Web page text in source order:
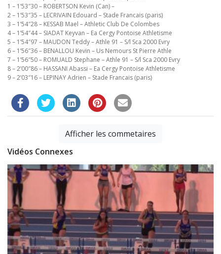
1 – 1’53″30 – ROBERTSON Kevin (Can) –
2 – 1’53″35 – LECRIVAIN Edouard – Stade Francais (paris)
3 – 1’54″28 – KESSAB Mael – Athletic Club De Colombes
4 – 1’54″44 – SIADAT Keyvan – Ea Cergy Pontoise Athletisme
5 – 1’54″97 – MAUDON Teddy – Athle 91 – S/l Sca 2000 Evry
6 – 1’56″36 – BENALLOU Kevin – Us Nemours St Pierre Athle
7 – 1’56″50 – ROMUALD Stephane – Athle 91 – S/l Sca 2000 Evry
8 – 2’00″86 – HASSANI Abassi – Ea Cergy Pontoise Athletisme
9 – 2’03″16 – LEPINAY Adrien – Stade Francais (paris)
Afficher les commetaires
Vidéos Connexes